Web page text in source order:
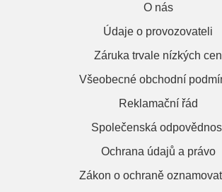
O nás
Údaje o provozovateli
Záruka trvale nízkých cen
Všeobecné obchodní
Reklamační řád
Společenská
Ochrana údajů a právo
Zákon o ochraně